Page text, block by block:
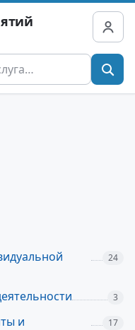
24
3
и
17